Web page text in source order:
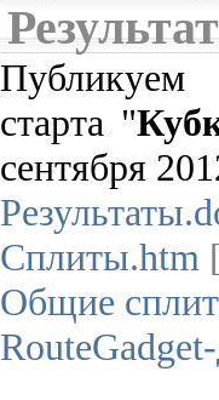
Публикуем
старта "
сентября
Сплиты.htm
Общие